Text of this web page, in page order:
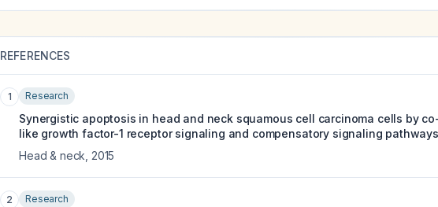
REFERENCES
1 Research
Synergistic apoptosis in head and neck squamous cell carcinoma cells by
like growth factor-1 receptor signaling and compensatory signaling
Head & neck 2015
2 Research